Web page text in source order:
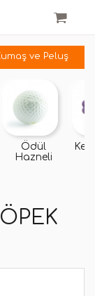
ve Peluş
Ödül
Hazneli